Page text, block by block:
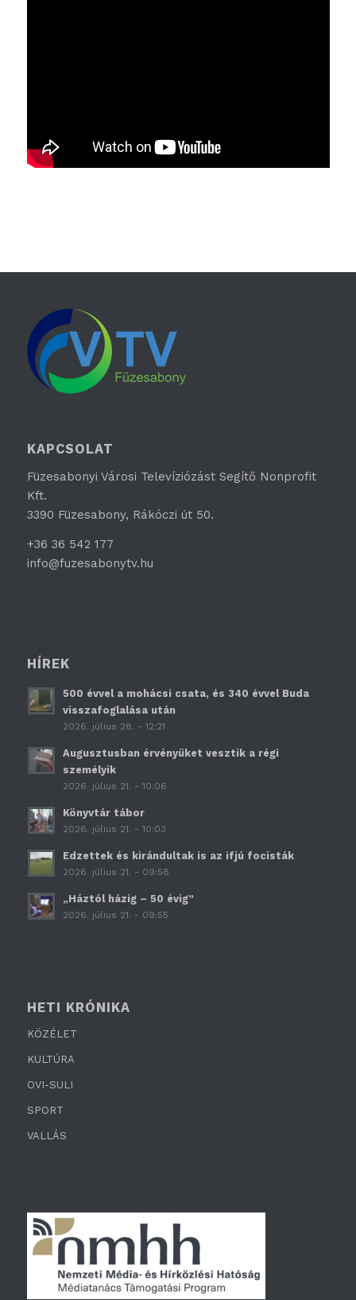
KAPCSOLAT
Füzesabonyi Városi Televíziózást Segítő Nonprofit
Kft.
3390 Füzesabony, Rákóczi út 50.
+36 36 542 177
info@fuzesabonytv.hu
HÍREK
500 évvel a mohácsi csata, és 340 évvel Buda
visszafoglalása után
2026. július 28. - 12:21
Augusztusban érvényüket vesztik a régi
személyik
2026. július 21. - 10:06
Könyvtár tábor
2026. július 21. - 10:03
Edzettek és kirándultak is az ifjú focisták
2026. július 21. - 09:58
„Háztól házig – 50 évig”
2026. július 21. - 09:55
HETI KRÓNIKA
KÖZÉLET
KULTÚRA
OVI-SULI
SPORT
VALLÁS